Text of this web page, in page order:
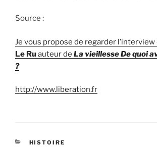
Source :
Je vous propose de regarder l’interview
Le Ruauteur de La vieillesse De quoi
?
http://www.liberation.fr
CATÉGORIES
HISTOIRE